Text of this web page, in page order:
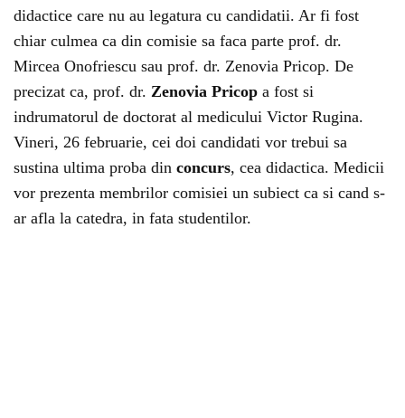
didactice care nu au legatura cu candidatii. Ar fi fost
chiar culmea ca din comisie sa faca parte prof. dr.
Mircea Onofriescu sau prof. dr. Zenovia Pricop. De
precizat ca, prof. dr. Zenovia Pricop a fost si
indrumatorul de doctorat al medicului Victor Rugina.
Vineri, 26 februarie, cei doi candidati vor trebui sa
sustina ultima proba din concurs, cea didactica. Medicii
vor prezenta membrilor comisiei un subiect ca si cand s-
ar afla la catedra, in fata studentilor.